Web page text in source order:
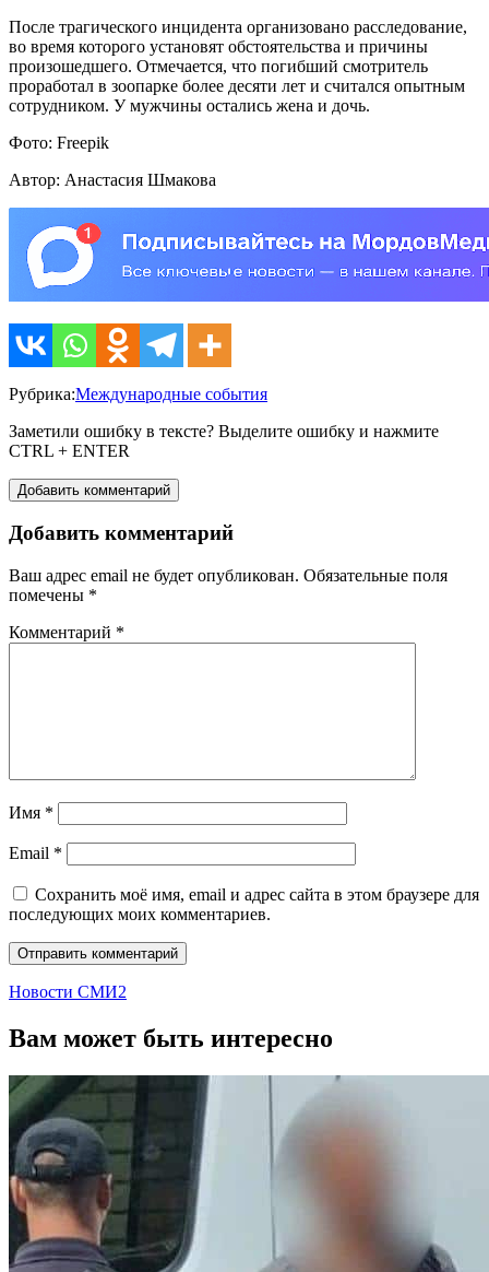
После трагического инцидента организовано расследование,
во время которого установят обстоятельства и причины
произошедшего. Отмечается, что погибший смотритель
проработал в зоопарке более десяти лет и считался опытным
сотрудником. У мужчины остались жена и дочь.
Фото: Freepik
Автор: Анастасия Шмакова
Рубрика:Международные события
Заметили ошибку в тексте? Выделите ошибку и нажмите
CTRL + ENTER
Добавить комментарий
Добавить комментарий
Ваш адрес email не будет опубликован. Обязательные поля
помечены *
Комментарий *
Имя *
Email *
Сохранить моё имя, email и адрес сайта в этом браузере для
последующих моих комментариев.
Новости СМИ2
Вам может быть интересно